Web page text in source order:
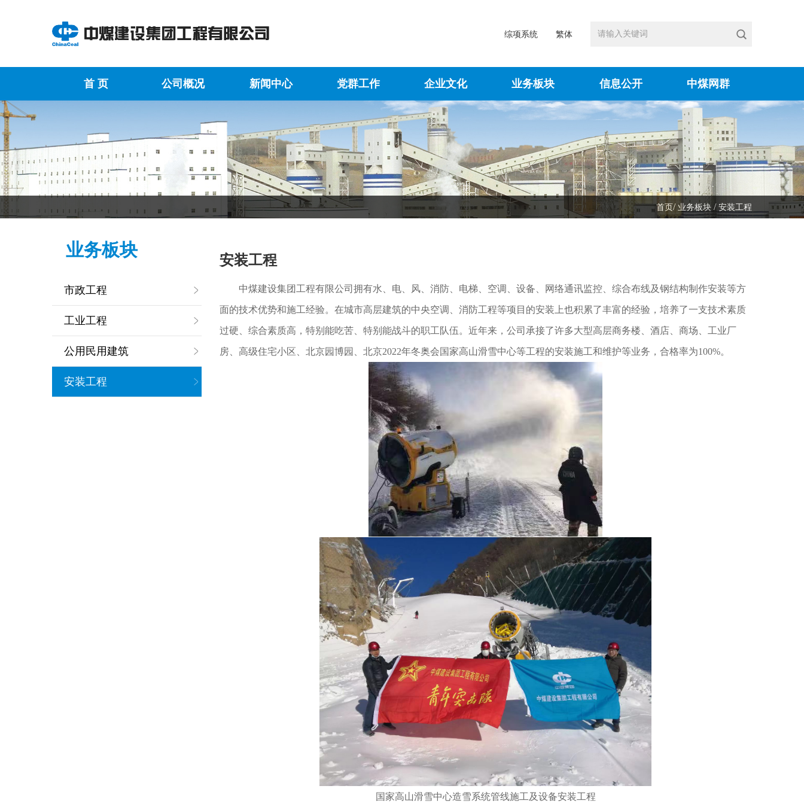
综项系统 繁体
首 页 公司概况 新闻中心 党群工作 企业文化 业务板块 信息公开 中煤网群
首页/ 业务板块 / 安装工程
业务板块
市政工程
工业工程
公用民用建筑
安装工程
安装工程
中煤建设集团工程有限公司拥有水、电、风、消防、电梯、空调、设备、网络通讯监控、综合布线及钢结构制作安装等方
面的技术优势和施工经验。在城市高层建筑的中央空调、消防工程等项目的安装上也积累了丰富的经验，培养了一支技术素质
过硬、综合素质高，特别能吃苦、特别能战斗的职工队伍。近年来，公司承接了许多大型高层商务楼、酒店、商场、工业厂
房、高级住宅小区、北京园博园、北京2022年冬奥会国家高山滑雪中心等工程的安装施工和维护等业务，合格率为100%。
国家高山滑雪中心造雪系统管线施工及设备安装工程